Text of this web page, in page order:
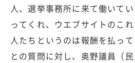
人、選挙事務所に来て働いて
ってくれ、ウエブサイトのこ
人たちというのは報酬を払って
との質問に対し、奥野議員（